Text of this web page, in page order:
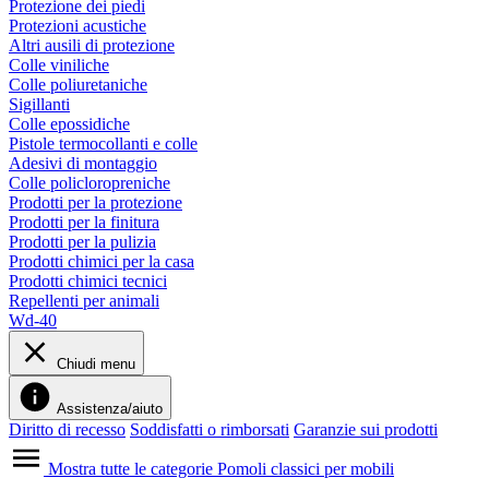
Protezione dei piedi
Protezioni acustiche
Altri ausili di protezione
Colle viniliche
Colle poliuretaniche
Sigillanti
Colle epossidiche
Pistole termocollanti e colle
Adesivi di montaggio
Colle policloropreniche
Prodotti per la protezione
Prodotti per la finitura
Prodotti per la pulizia
Prodotti chimici per la casa
Prodotti chimici tecnici
Repellenti per animali
Wd-40
Chiudi menu
Assistenza/aiuto
Diritto di recesso Soddisfatti o rimborsati Garanzie sui prodotti
Mostra tutte le categorie Pomoli classici per mobili